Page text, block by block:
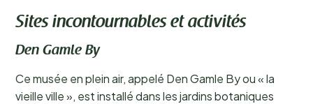
Sites incontournables et activités
Den Gamle By
Ce musée en plein air, appelé Den Gamle By ou « la
vieille ville », est installé dans les jardins botaniques